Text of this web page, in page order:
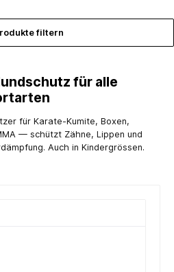
filtern
für alle
für Karate-Kumite, Boxen,
— schützt Zähne, Lippen und
Auch in Kindergrössen.